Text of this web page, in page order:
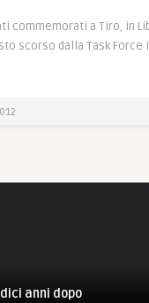
commemorati a Tiro, in
scorso dalla Task Force
anni dopo